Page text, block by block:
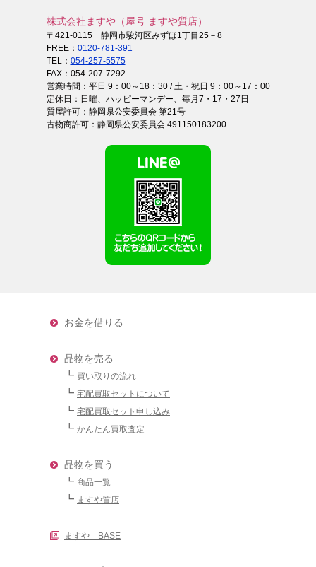
株式会社ますや（屋号 ますや質店）
〒421-0115 静岡市駿河区みずほ1丁目25－8
FREE： 0120-781-391
TEL： 054-257-5575
FAX：054-207-7292
営業時間：平日 9：00～18：30 / 土・祝日 9：00～17：00
定休日：日曜、ハッピーマンデー、毎月7・17・27日
質屋許可：静岡県公安委員会 第21号
古物商許可：静岡県公安委員会 491150183200
お金を借りる
品物を売る
買い取りの流れ
宅配買取セットについて
宅配買取セット申し込み
かんたん買取査定
品物を買う
商品一覧
ますや質店
ますや BASE